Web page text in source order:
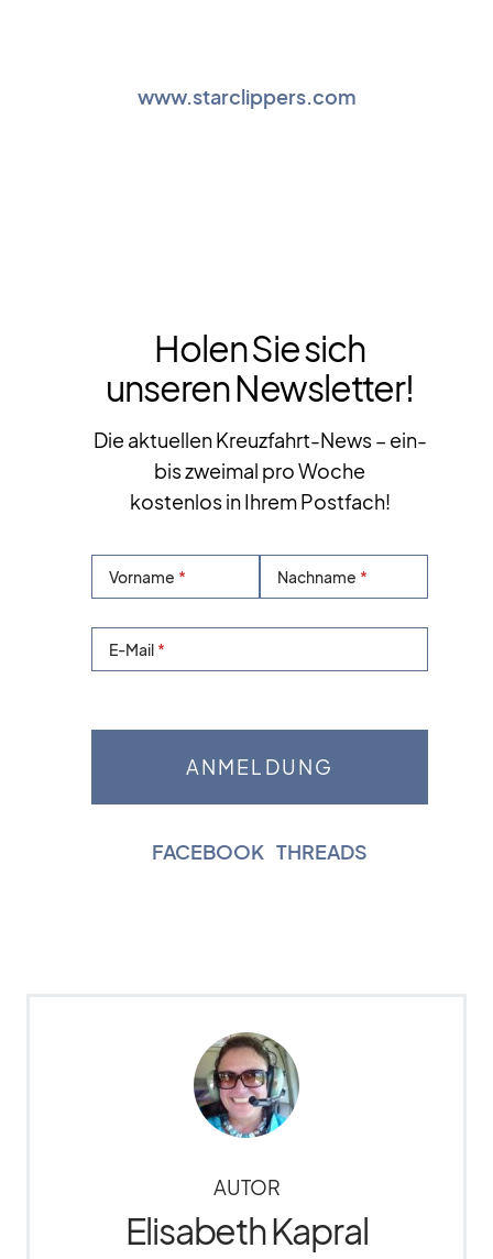
www.starclippers.com
Holen Sie sich
unseren Newsletter!
Die aktuellen Kreuzfahrt-News – ein-
bis zweimal pro Woche
kostenlos in Ihrem Postfach!
Vorname Nachname
E-Mail
FACEBOOK THREADS
AUTOR
Elisabeth Kapral